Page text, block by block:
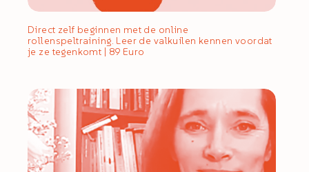
Direct zelf beginnen met de online
rollenspeltraining. Leer de valkuilen kennen voordat
je ze tegenkomt | 89 Euro